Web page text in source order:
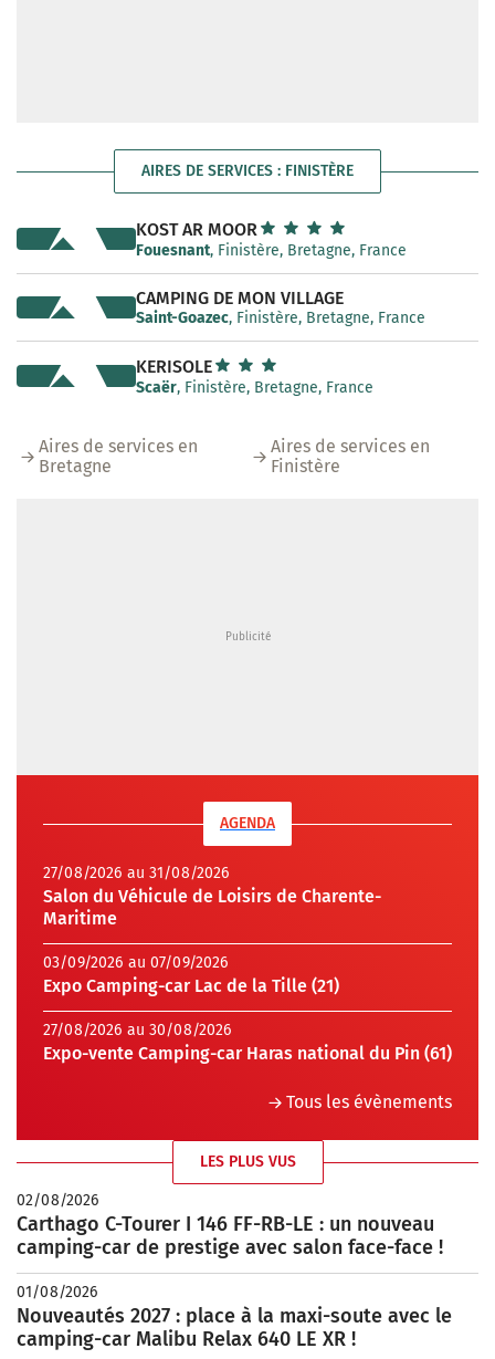
AIRES DE SERVICES : FINISTÈRE
KOST AR MOOR
Fouesnant, Finistère, Bretagne, France
CAMPING DE MON VILLAGE
Saint-Goazec, Finistère, Bretagne, France
KERISOLE
Scaër, Finistère, Bretagne, France
Aires de services en
Bretagne
Aires de services en
Finistère
AGENDA
27/08/2026 au 31/08/2026
Salon du Véhicule de Loisirs de Charente-
Maritime
03/09/2026 au 07/09/2026
Expo Camping-car Lac de la Tille (21)
27/08/2026 au 30/08/2026
Expo-vente Camping-car Haras national du Pin (61)
Tous les évènements
LES PLUS VUS
02/08/2026
Carthago C-Tourer I 146 FF-RB-LE : un nouveau
camping-car de prestige avec salon face-face !
01/08/2026
Nouveautés 2027 : place à la maxi-soute avec le
camping-car Malibu Relax 640 LE XR !